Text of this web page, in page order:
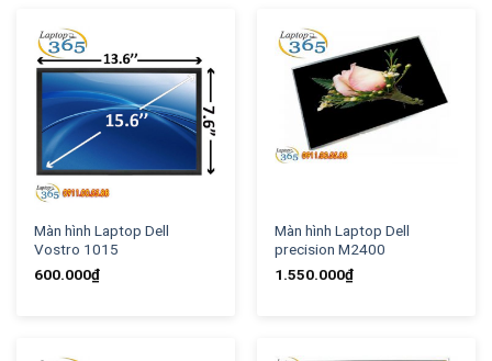
Màn hình Laptop Dell
Vostro 1015
600.000₫
Màn hình Laptop Dell
precision M2400
1.550.000₫